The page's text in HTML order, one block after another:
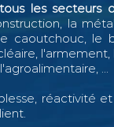
les secteurs
la
caoutchouc, le
...
réactivité